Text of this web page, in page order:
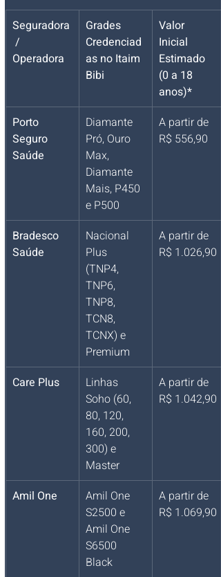
Seguradora
/
Operadora
Grades
Credenciad
as no Itaim
Bibi
Valor
Inicial
Estimado
(0 a 18
anos)*
Porto
Seguro
Saúde
Diamante
Pró, Ouro
Max,
Diamante
Mais, P450
e P500
A partir de
R$ 556,90
Bradesco
Saúde
Nacional
Plus
(TNP4,
TNP6,
TNP8,
TCN8,
TCNX) e
Premium
A partir de
R$ 1.026,90
Care Plus
Linhas
Soho (60,
80, 120,
160, 200,
300) e
Master
A partir de
R$ 1.042,90
Amil One
Amil One
S2500 e
Amil One
S6500
Black
A partir de
R$ 1.069,90